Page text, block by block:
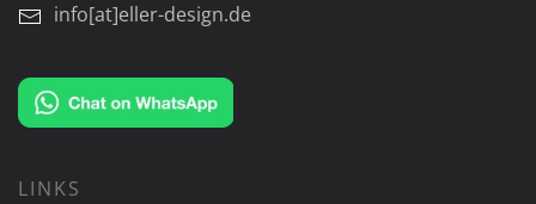
info[at]eller-design.de
LINKS